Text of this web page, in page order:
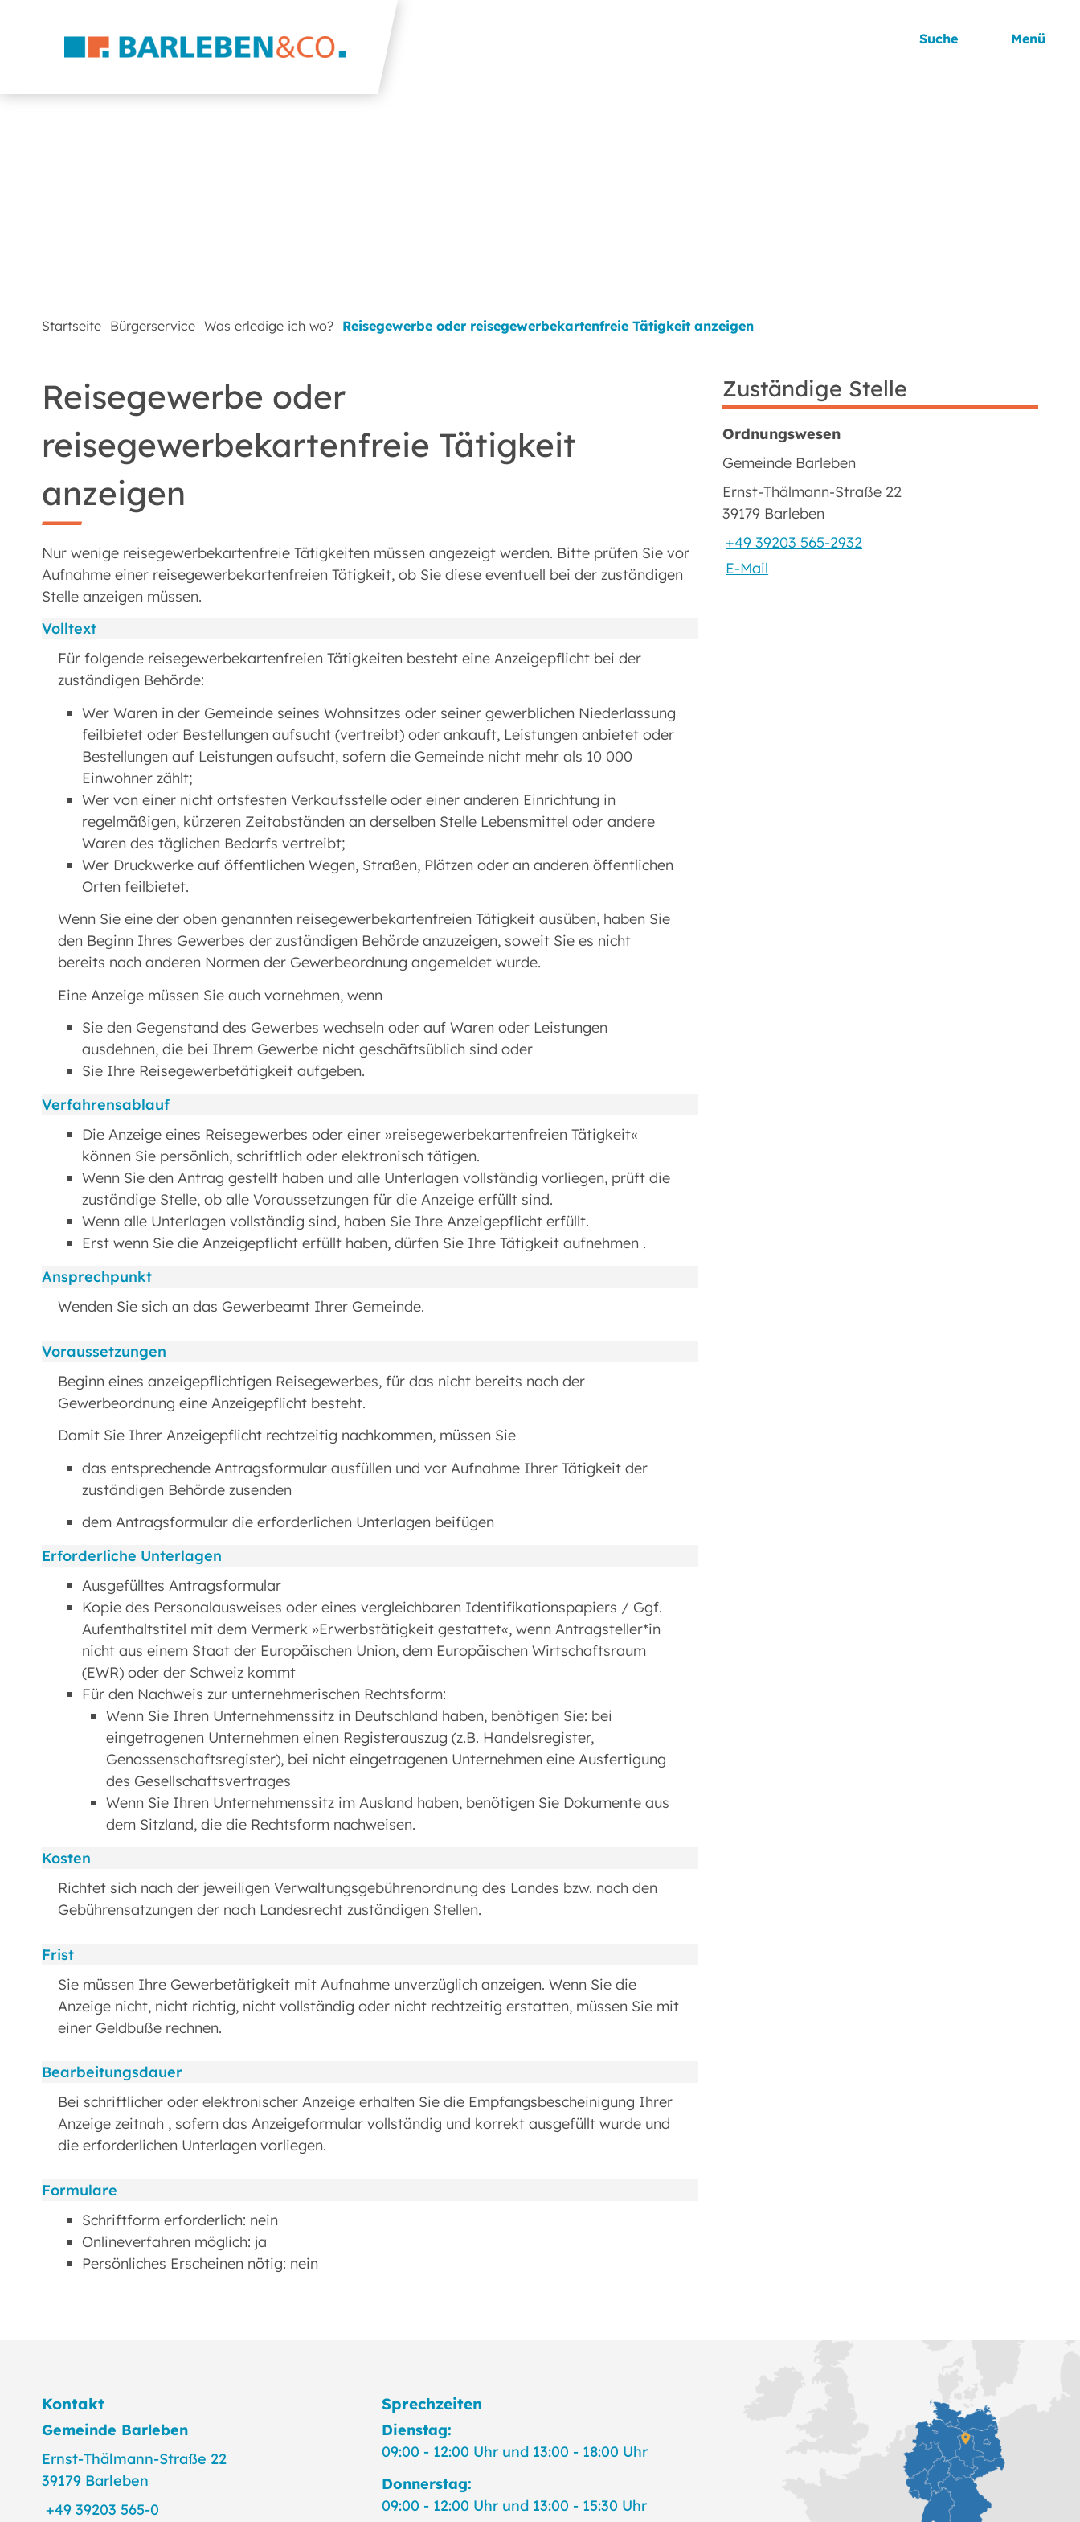
Suche Menü
Startseite Bürgerservice Was erledige ich wo? Reisegewerbe oder reisegewerbekartenfreie Tätigkeit anzeigen
Reisegewerbe oder
reisegewerbekartenfreie Tätigkeit
anzeigen
Nur wenige reisegewerbekartenfreie Tätigkeiten müssen angezeigt werden. Bitte prüfen Sie vor
Aufnahme einer reisegewerbekartenfreien Tätigkeit, ob Sie diese eventuell bei der zuständigen
Stelle anzeigen müssen.
Volltext
Für folgende reisegewerbekartenfreien Tätigkeiten besteht eine Anzeigepflicht bei der
zuständigen Behörde:
Wer Waren in der Gemeinde seines Wohnsitzes oder seiner gewerblichen Niederlassung
feilbietet oder Bestellungen aufsucht (vertreibt) oder ankauft, Leistungen anbietet oder
Bestellungen auf Leistungen aufsucht, sofern die Gemeinde nicht mehr als 10 000
Einwohner zählt;
Wer von einer nicht ortsfesten Verkaufsstelle oder einer anderen Einrichtung in
regelmäßigen, kürzeren Zeitabständen an derselben Stelle Lebensmittel oder andere
Waren des täglichen Bedarfs vertreibt;
Wer Druckwerke auf öffentlichen Wegen, Straßen, Plätzen oder an anderen öffentlichen
Orten feilbietet.
Wenn Sie eine der oben genannten reisegewerbekartenfreien Tätigkeit ausüben, haben Sie
den Beginn Ihres Gewerbes der zuständigen Behörde anzuzeigen, soweit Sie es nicht
bereits nach anderen Normen der Gewerbeordnung angemeldet wurde.
Eine Anzeige müssen Sie auch vornehmen, wenn
Sie den Gegenstand des Gewerbes wechseln oder auf Waren oder Leistungen
ausdehnen, die bei Ihrem Gewerbe nicht geschäftsüblich sind oder
Sie Ihre Reisegewerbetätigkeit aufgeben.
Verfahrensablauf
Die Anzeige eines Reisegewerbes oder einer »reisegewerbekartenfreien Tätigkeit«
können Sie persönlich, schriftlich oder elektronisch tätigen.
Wenn Sie den Antrag gestellt haben und alle Unterlagen vollständig vorliegen, prüft die
zuständige Stelle, ob alle Voraussetzungen für die Anzeige erfüllt sind.
Wenn alle Unterlagen vollständig sind, haben Sie Ihre Anzeigepflicht erfüllt.
Erst wenn Sie die Anzeigepflicht erfüllt haben, dürfen Sie Ihre Tätigkeit aufnehmen .
Ansprechpunkt
Wenden Sie sich an das Gewerbeamt Ihrer Gemeinde.
Voraussetzungen
Beginn eines anzeigepflichtigen Reisegewerbes, für das nicht bereits nach der
Gewerbeordnung eine Anzeigepflicht besteht.
Damit Sie Ihrer Anzeigepflicht rechtzeitig nachkommen, müssen Sie
das entsprechende Antragsformular ausfüllen und vor Aufnahme Ihrer Tätigkeit der
zuständigen Behörde zusenden
dem Antragsformular die erforderlichen Unterlagen beifügen
Erforderliche Unterlagen
Ausgefülltes Antragsformular
Kopie des Personalausweises oder eines vergleichbaren Identifikationspapiers / Ggf.
Aufenthaltstitel mit dem Vermerk »Erwerbstätigkeit gestattet«, wenn Antragsteller*in
nicht aus einem Staat der Europäischen Union, dem Europäischen Wirtschaftsraum
(EWR) oder der Schweiz kommt
Für den Nachweis zur unternehmerischen Rechtsform:
Wenn Sie Ihren Unternehmenssitz in Deutschland haben, benötigen Sie: bei
eingetragenen Unternehmen einen Registerauszug (z.B. Handelsregister,
Genossenschaftsregister), bei nicht eingetragenen Unternehmen eine Ausfertigung
des Gesellschaftsvertrages
Wenn Sie Ihren Unternehmenssitz im Ausland haben, benötigen Sie Dokumente aus
dem Sitzland, die die Rechtsform nachweisen.
Kosten
Richtet sich nach der jeweiligen Verwaltungsgebührenordnung des Landes bzw. nach den
Gebührensatzungen der nach Landesrecht zuständigen Stellen.
Frist
Sie müssen Ihre Gewerbetätigkeit mit Aufnahme unverzüglich anzeigen. Wenn Sie die
Anzeige nicht, nicht richtig, nicht vollständig oder nicht rechtzeitig erstatten, müssen Sie mit
einer Geldbuße rechnen.
Bearbeitungsdauer
Bei schriftlicher oder elektronischer Anzeige erhalten Sie die Empfangsbescheinigung Ihrer
Anzeige zeitnah , sofern das Anzeigeformular vollständig und korrekt ausgefüllt wurde und
die erforderlichen Unterlagen vorliegen.
Formulare
Schriftform erforderlich: nein
Onlineverfahren möglich: ja
Persönliches Erscheinen nötig: nein
Zuständige Stelle
Ordnungswesen
Gemeinde Barleben
Ernst-Thälmann-Straße 22
39179 Barleben
+49 39203 565-2932
E-Mail
Kontakt
Gemeinde Barleben
Ernst-Thälmann-Straße 22
39179 Barleben
+49 39203 565-0
Sprechzeiten
Dienstag:
09:00 - 12:00 Uhr und 13:00 - 18:00 Uhr
Donnerstag:
09:00 - 12:00 Uhr und 13:00 - 15:30 Uhr